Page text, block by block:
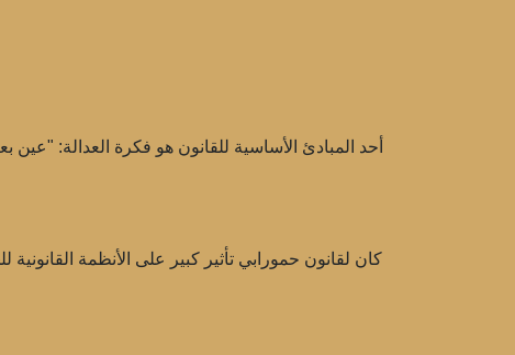
أحد المبادئ الأساسية للقانون هو فكرة العدالة:
كان لقانون حمورابي تأثير كبير على الأنظمة